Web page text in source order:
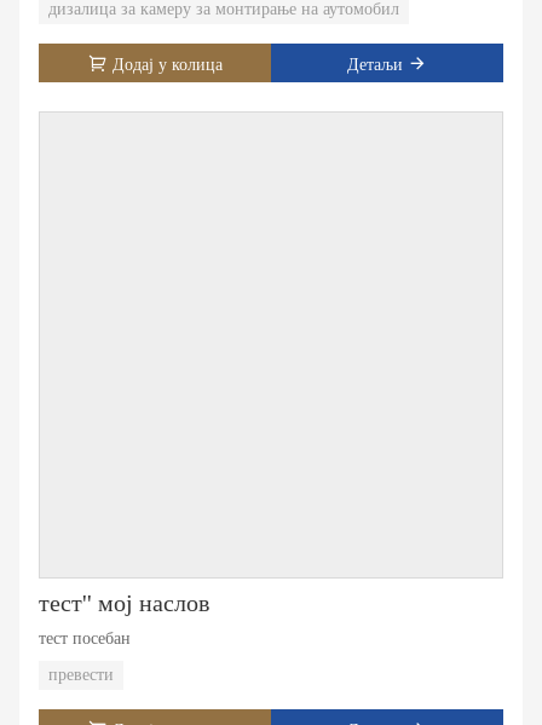
дужином целе руке од 6 метара. (5 метара за опцију)
дизалица за камеру за монтирање на аутомобил
Додај у колица Детаљи
тест'' мој наслов
тест посебан
превести